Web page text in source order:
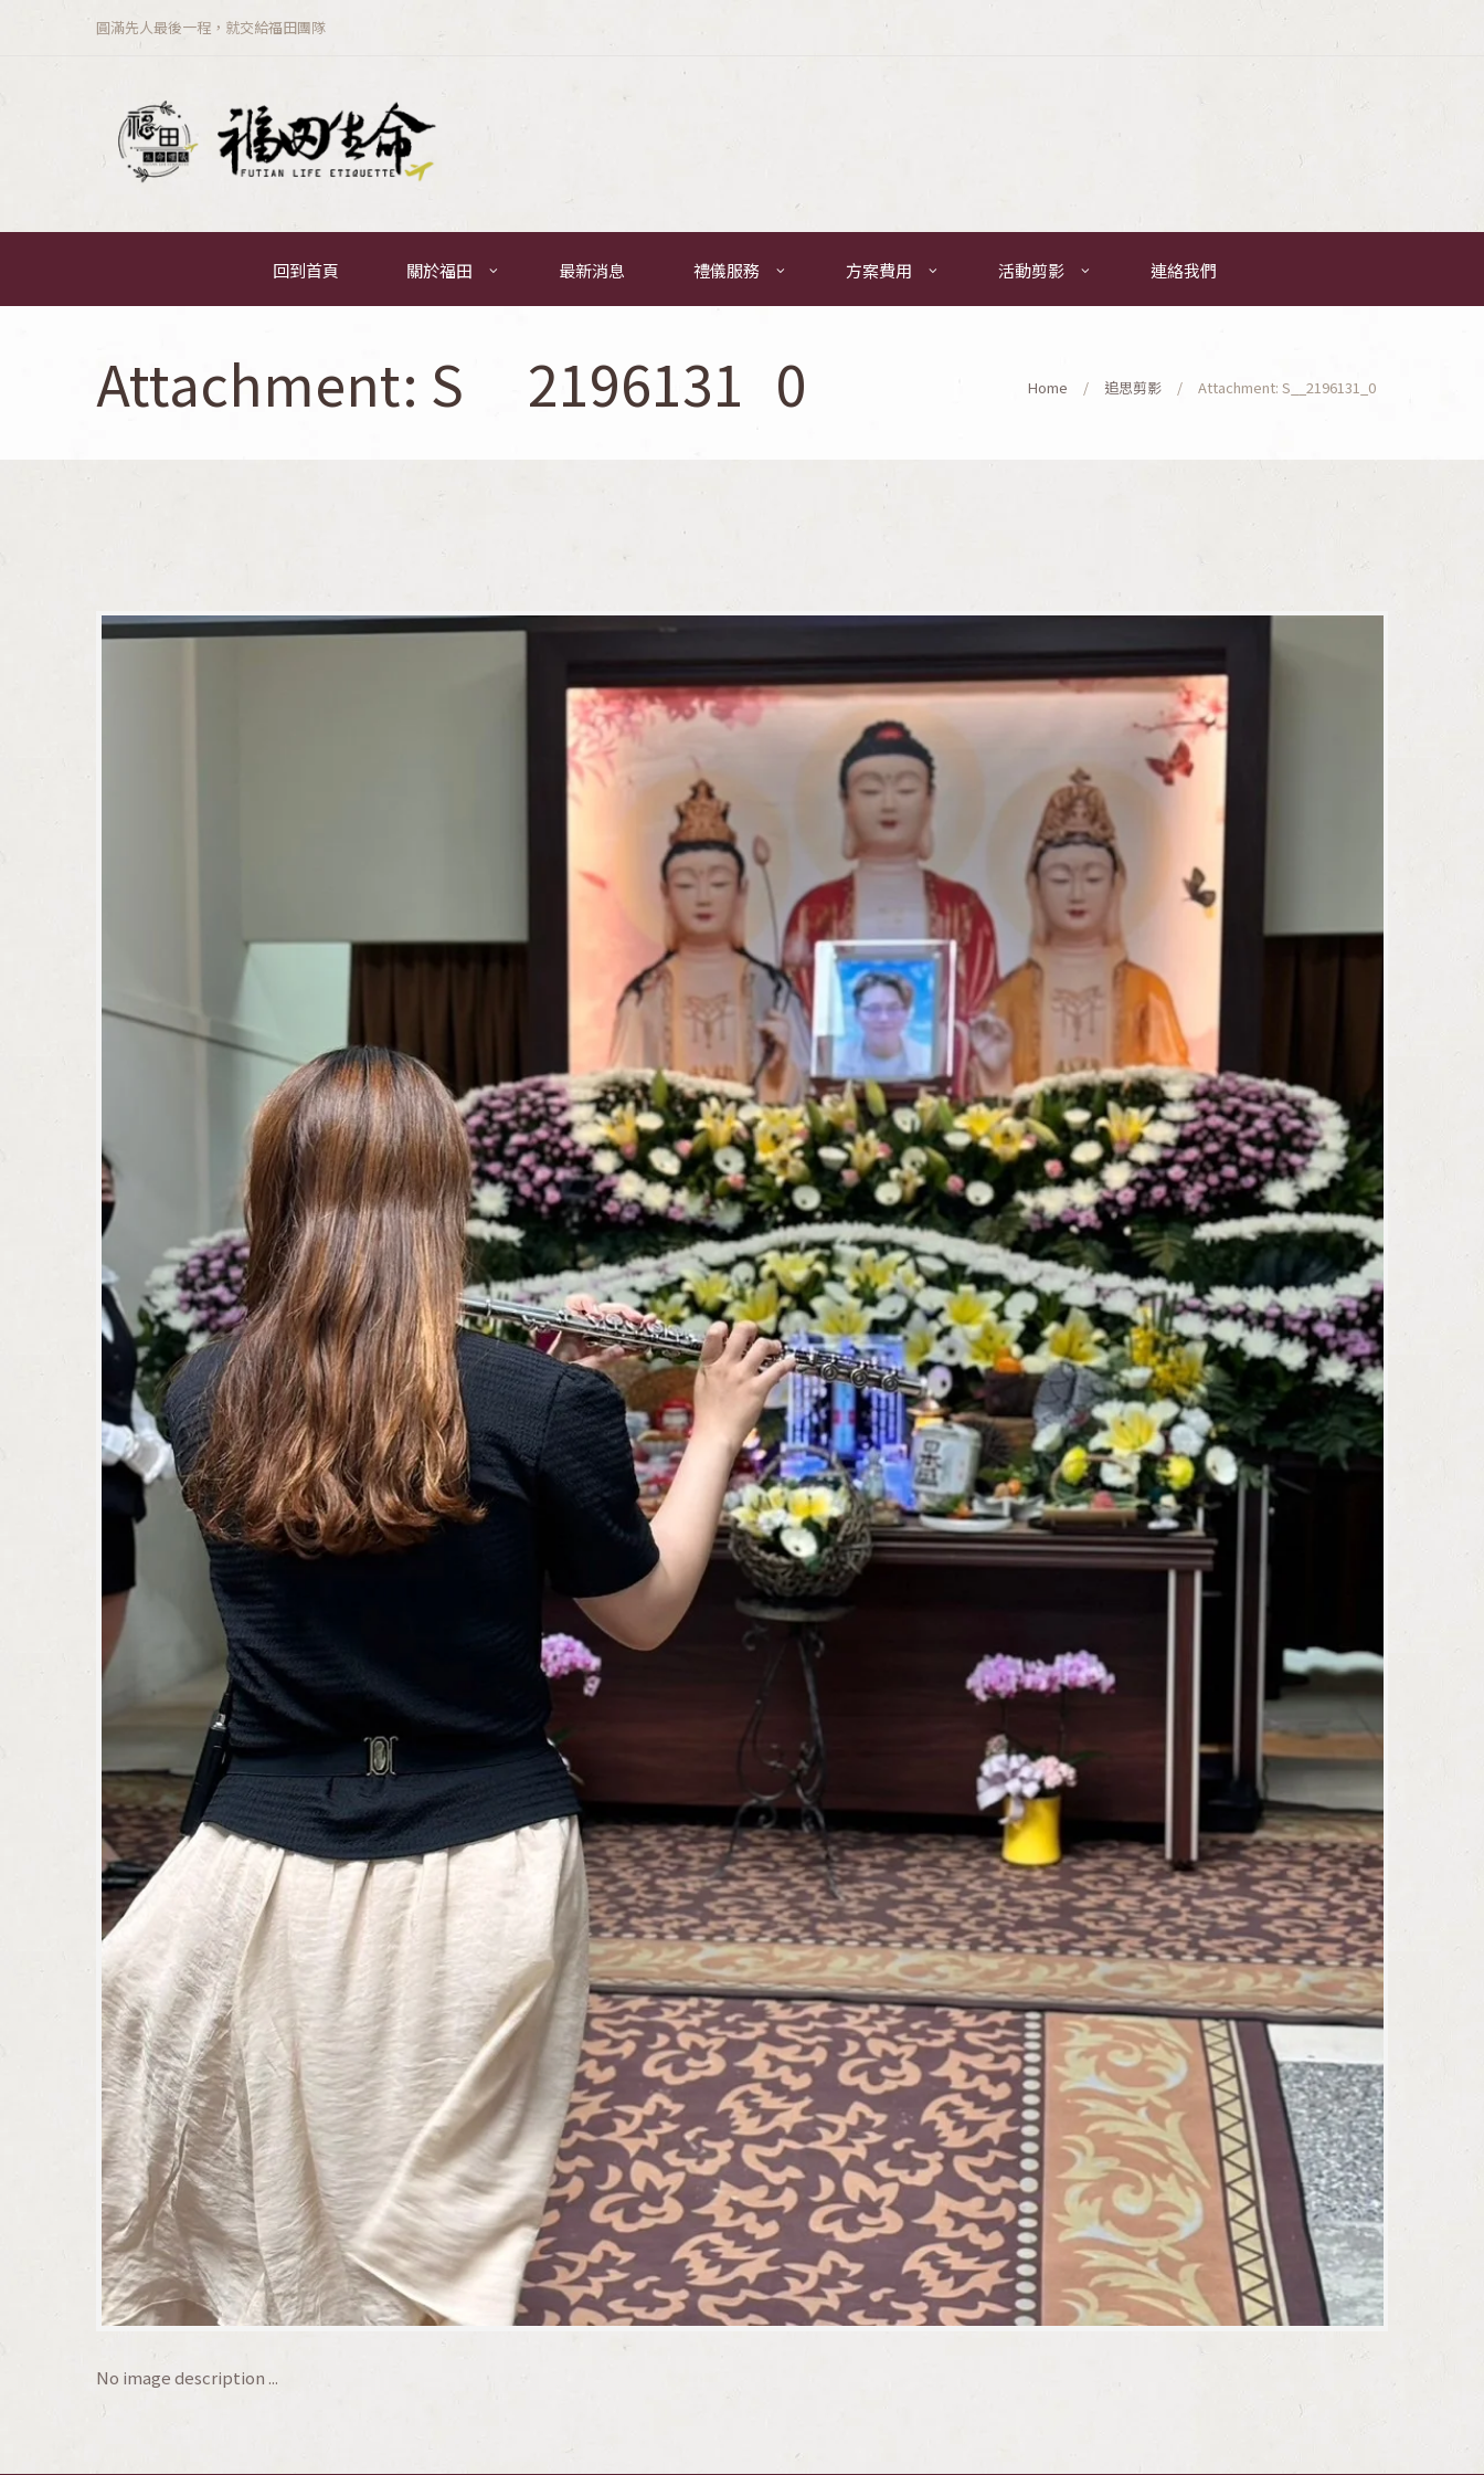
圓滿先人最後一程，就交給福田團隊
回到首頁 關於福田 最新消息 禮儀服務 方案費用 活動剪影 連絡我們
Home 追思剪影 Attachment: S__2196131_0
Attachment: S__2196131_0
No image description ...